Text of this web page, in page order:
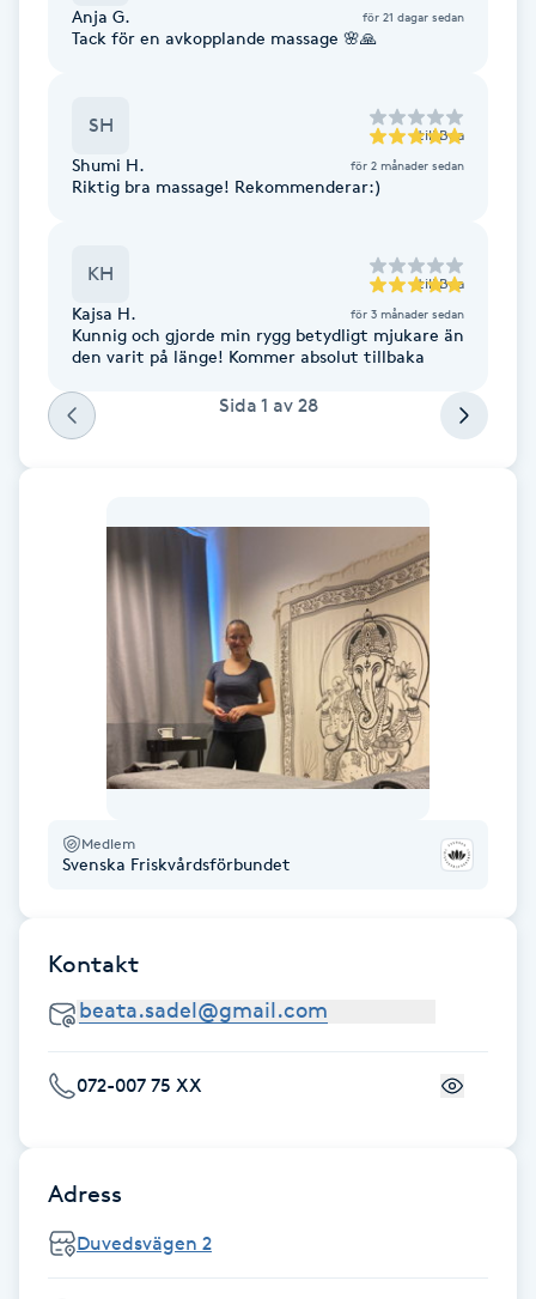
Fotsvamp
Fransar
Fransförlängning
Fransförlängning Megavolym
Fransk manikyr
Frekvensterapi
Funktionsanalys
Färgning
Föning
G
Gel naglar
Gelenaglar
Anja G. för 21 dagar sedan
Tack för en avkopplande massage 🌸🙏
SH till Bea
Shumi H. för 2 månader sedan
Riktig bra massage! Rekommenderar:)
KH till Bea
Kajsa H. för 3 månader sedan
Kunnig och gjorde min rygg betydligt mjukare än
den varit på länge! Kommer absolut tillbaka
Sida 1 av 28
Medlem
Svenska Friskvårdsförbundet
Kontakt
072-007 75 XX
Adress
Duvedsvägen 2